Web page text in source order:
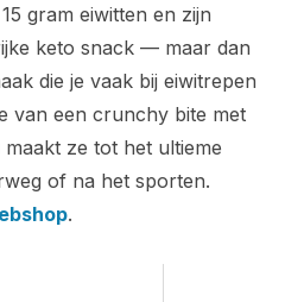
gram eiwitten en zijn
keto snack — maar dan
die je vaak bij eiwitrepen
van een crunchy bite met
ze tot het ultieme
of na het sporten.
.